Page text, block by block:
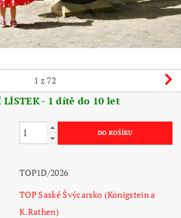
1 z 72
LÍSTEK - 1 dítě do 10 let
TOP1D/2026
TOP Saské Švýcarsko (Königstein a
K.Rathen)